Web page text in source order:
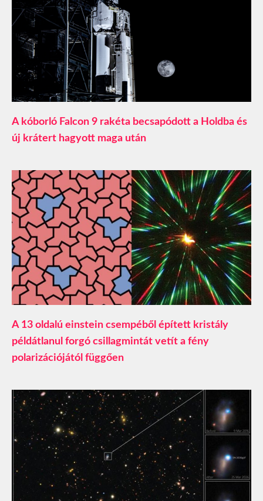
A kóborló Falcon 9 rakéta becsapódott a Holdba és
új krátert hagyott maga után
A 13 oldalú einstein csempéből épített kristály
példátlanul forgó csillagmintát vetít a fény
polarizációjától függően